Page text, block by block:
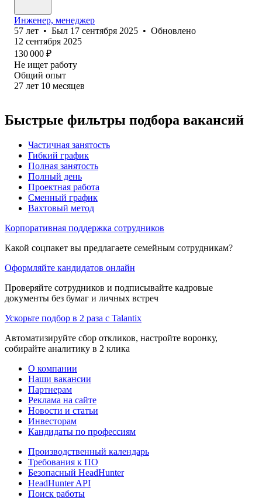
Инженер, менеджер
57 лет • Был 17 сентября 2025 • Обновлено
12 сентября 2025
130 000 ₽
Не ищет работу
Общий опыт
27 лет 10 месяцев
Быстрые фильтры подбора вакансий
Частичная занятость
Гибкий график
Полная занятость
Полный день
Проектная работа
Сменный график
Вахтовый метод
Корпоративная поддержка сотрудников
Какой соцпакет вы предлагаете семейным сотрудникам?
Оформляйте кандидатов онлайн
Проверяйте сотрудников и подписывайте кадровые
документы без бумаг и личных встреч
Ускорьте подбор в 2 раза с Talantix
Автоматизируйте сбор откликов, настройте воронку,
собирайте аналитику в 2 клика
О компании
Наши вакансии
Партнерам
Реклама на сайте
Новости и статьи
Инвесторам
Кандидаты по профессиям
Производственный календарь
Требования к ПО
Безопасный HeadHunter
HeadHunter API
Поиск работы